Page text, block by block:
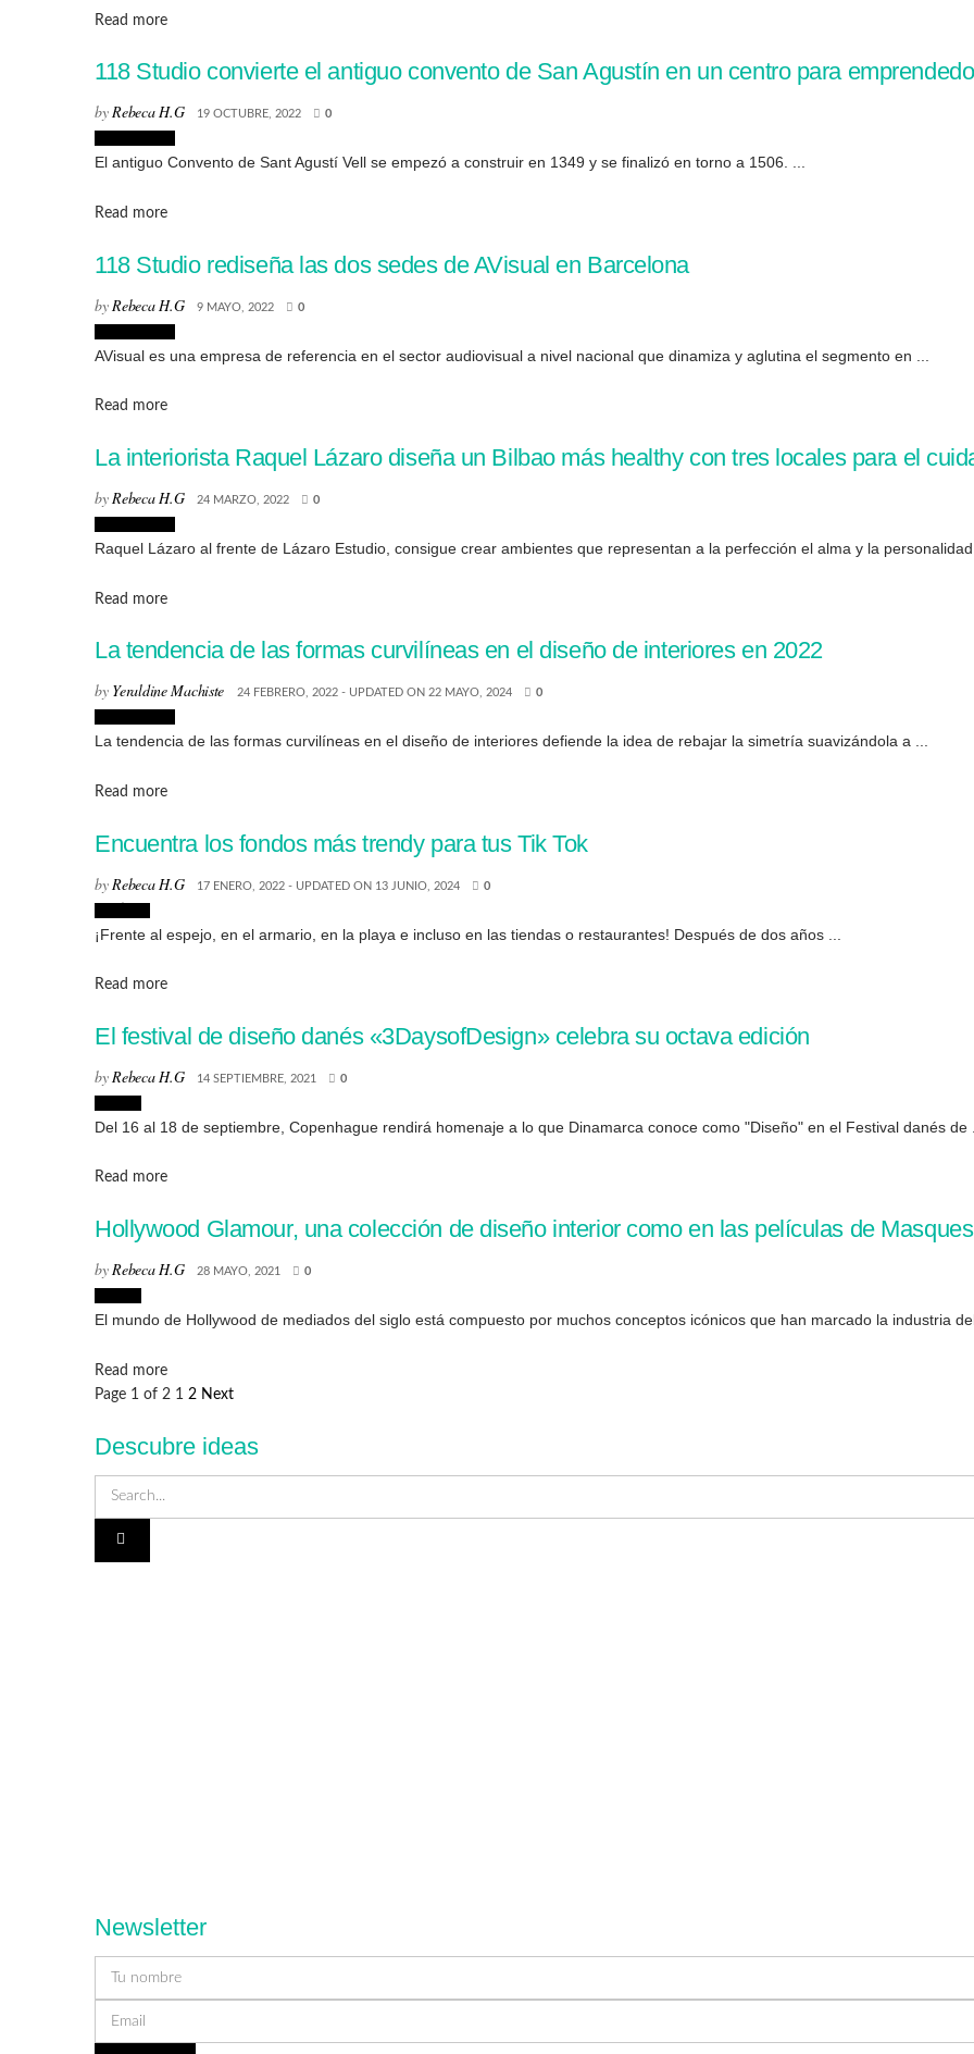
Read moreDetails
118 Studio convierte el antiguo convento de San Agustín en un centro para
byRebeca H.G 19 OCTUBRE, 2022 0
El antiguo Convento de Sant Agustí Vell se empezó a construir en 1349 y se finalizó en torno a 1506. ...
Read moreDetails
118 Studio rediseña las dos sedes de AVisual en Barcelona
by Rebeca H.G 9 MAYO, 2022 0
AVisual es una empresa de referencia en el sector audiovisual a nivel nacional que dinamiza y aglutina el segmento en ...
Read moreDetails
La interiorista Raquel Lázaro diseña un Bilbao más healthy con tres locales para el
byRebeca H.G 24 MARZO, 2022 0
Raquel Lázaro al frente de Lázaro Estudio, consigue crear ambientes que representan a la perfección el alma y la
Read moreDetails
La tendencia de las formas curvilíneas en el diseño de interiores en 2022
by Yeraldine Machiste 24 FEBRERO, 2022 - UPDATED ON 22 MAYO, 2024 0
La tendencia de las formas curvilíneas en el diseño de interiores defiende la idea de rebajar la simetría suavizándola a ...
Read moreDetails
Encuentra los fondos más trendy para tus Tik Tok
by Rebeca H.G 17 ENERO, 2022 - UPDATED ON 13 JUNIO, 2024 0
¡Frente al espejo, en el armario, en la playa e incluso en las tiendas o restaurantes! Después de dos años ...
Read moreDetails
El festival de diseño danés «3DaysofDesign» celebra su octava edición
byRebeca H.G 14 SEPTIEMBRE, 2021 0
Del 16 al 18 de septiembre, Copenhague rendirá homenaje a lo que Dinamarca conoce como "Diseño" en el Festival danés de
Read moreDetails
Hollywood Glamour, una colección de diseño interior como en las películas de
byRebeca H.G 28 MAYO, 2021 0
El mundo de Hollywood de mediados del siglo está compuesto por muchos conceptos icónicos que han marcado la industria
Read moreDetails
Page 1 of 2 1 2 Next
Descubre ideas
Newsletter